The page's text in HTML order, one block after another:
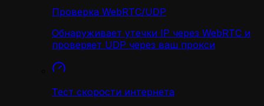
Проверка WebRTC/UDP
Обнаруживает утечки IP через WebRTC и
проверяет UDP через ваш прокси
Тест скорости интернета